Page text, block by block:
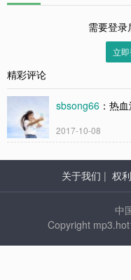
需要登录
立
精彩评论
sbsong66 ：热
2017-10-08
关于我们 | 权
中
Copyright